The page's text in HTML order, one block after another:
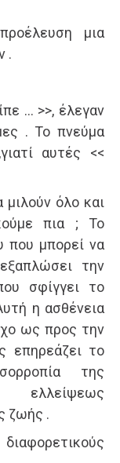
μια
.
… >>, έλεγαν
. Το πνεύμα
αυτές <<
μιλούν όλο και
πια ; Το
που μπορεί να
την
σφίγγει το
η ασθένεια
ως προς την
επηρεάζει το
της
ελλείψεως
ζωής .